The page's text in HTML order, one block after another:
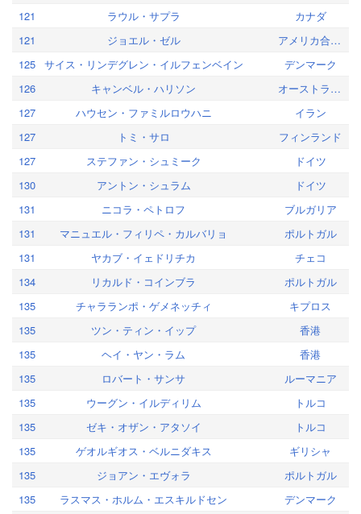
121
ラウル・サプラ
カナダ
121
ジョエル・ゼル
アメリカ合衆国
125
サイス・リンデグレン・イルフェンベイン
デンマーク
126
キャンベル・ハリソン
オーストラリア
127
ハウセン・ファミルロウハニ
イラン
127
トミ・サロ
フィンランド
127
ステファン・シュミーク
ドイツ
130
アントン・シュラム
ドイツ
131
ニコラ・ペトロフ
ブルガリア
131
マニュエル・フィリペ・カルバリョ
ポルトガル
131
ヤカブ・イェドリチカ
チェコ
134
リカルド・コインブラ
ポルトガル
135
チャラランポ・ゲメネッチィ
キプロス
135
ツン・ティン・イップ
香港
135
ヘイ・ヤン・ラム
香港
135
ロバート・サンサ
ルーマニア
135
ウーグン・イルディリム
トルコ
135
ゼキ・オザン・アタソイ
トルコ
135
ゲオルギオス・ベルニダキス
ギリシャ
135
ジョアン・エヴォラ
ポルトガル
135
ラスマス・ホルム・エスキルドセン
デンマーク